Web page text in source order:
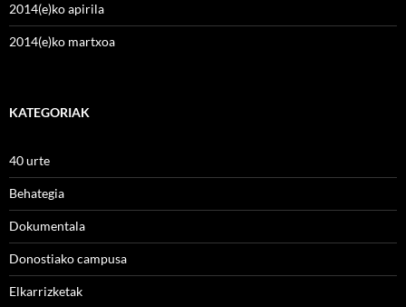
2014(e)ko apirila
2014(e)ko martxoa
KATEGORIAK
40 urte
Behategia
Dokumentala
Donostiako campusa
Elkarrizketak